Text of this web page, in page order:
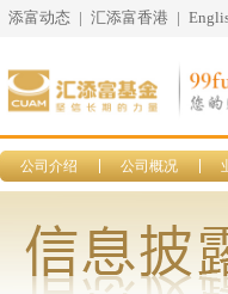
添富动态 | 汇添富香港 |
公司介绍 公司概况